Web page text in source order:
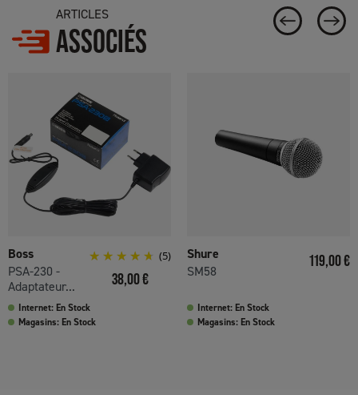
ARTICLES
ASSOCIÉS
Boss
PSA-230 -
Adaptateur...
(5)
Prix
38,00 €
Internet: En Stock
Magasins: En Stock
Shure
SM58
Prix
119,00 €
Internet: En Stock
Magasins: En Stock